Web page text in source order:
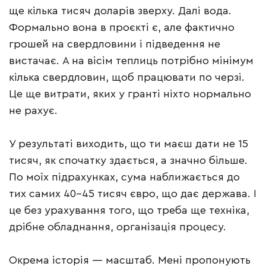
ще кілька тисяч доларів зверху. Далі вода.
Формально вона в проєкті є, але фактично
грошей на свердловини і підведення не
вистачає. А на вісім теплиць потрібно мінімум
кілька свердловин, щоб працювати по черзі.
Це ще витрати, яких у гранті ніхто нормально
не рахує.
У результаті виходить, що ти маєш дати не 15
тисяч, як спочатку здається, а значно більше.
По моїх підрахунках, сума наближається до
тих самих 40–45 тисяч євро, що дає держава. І
це без урахування того, що треба ще техніка,
дрібне обладнання, організація процесу.
Окрема історія — масштаб. Мені пропонують